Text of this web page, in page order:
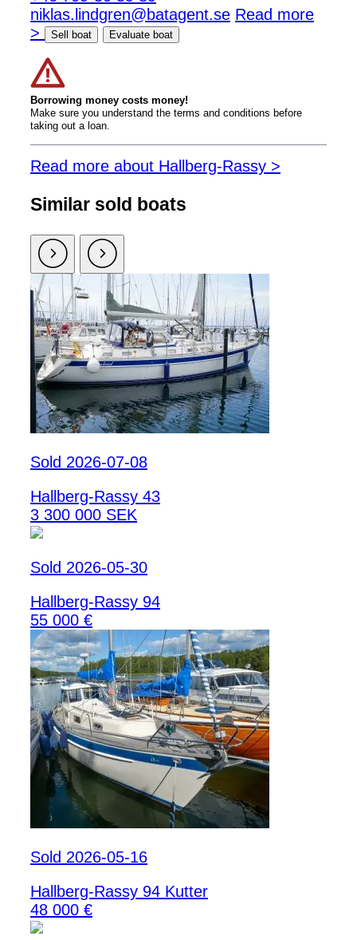
niklas.lindgren@batagent.se Read more
>
Sell boat Evaluate boat
Borrowing money costs money!
Make sure you understand the terms and conditions before
taking out a loan.
Read more about Hallberg-Rassy >
Similar sold boats
Sold 2026-07-08
Hallberg-Rassy 43
3 300 000 SEK
Sold 2026-05-30
Hallberg-Rassy 94
55 000 €
Sold 2026-05-16
Hallberg-Rassy 94 Kutter
48 000 €